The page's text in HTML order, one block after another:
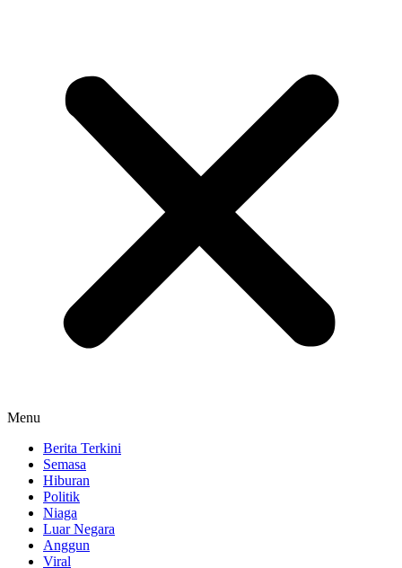
Menu
Berita Terkini
Semasa
Hiburan
Politik
Niaga
Luar Negara
Anggun
Viral